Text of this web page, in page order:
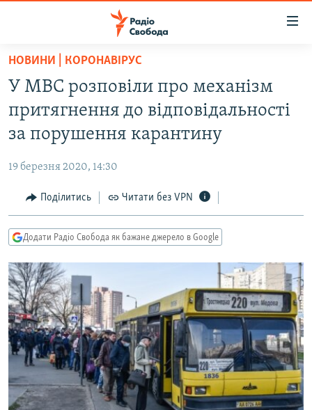
Перейти
основного
матеріалу
Перейти
до
основної
навігації
Перейти
до
пошуку
ВСЕ ЗА ДОБУ
СТАТТІ
ЕКОНОМІКА
СУСПІЛЬСТВО
УКРАЇНА
СВІТ
РОСІЙСЬКА «ФІЛЬТРАЦІЯ»
ДОНБАС.РЕАЛІЇ
ТИ ЯК?
СХЕМИ
КИТАЙ.ВИКЛИКИ
МУЛЬТИМЕДІА
ФОТО
СПЕЦПРОЄКТИ
ПОДКАСТИ
НОВИНИ | КОРОНАВІРУС
У МВС розповіли про механізм
притягнення до відповідальності
за порушення карантину
19 березня 2020, 14:30
Поділитись Читати без VPN
Додати Радіо Свобода як бажане джерело в Google